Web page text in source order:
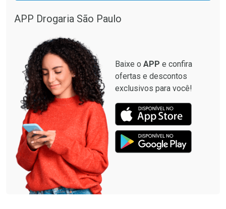
APP Drogaria São Paulo
Baixe o APP e confira
ofertas e descontos
exclusivos para você!